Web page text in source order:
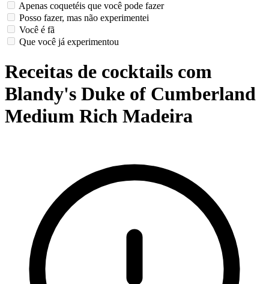
Apenas coquetéis que você pode fazer
Posso fazer, mas não experimentei
Você é fã
Que você já experimentou
Receitas de cocktails com
Blandy's Duke of Cumberland
Medium Rich Madeira